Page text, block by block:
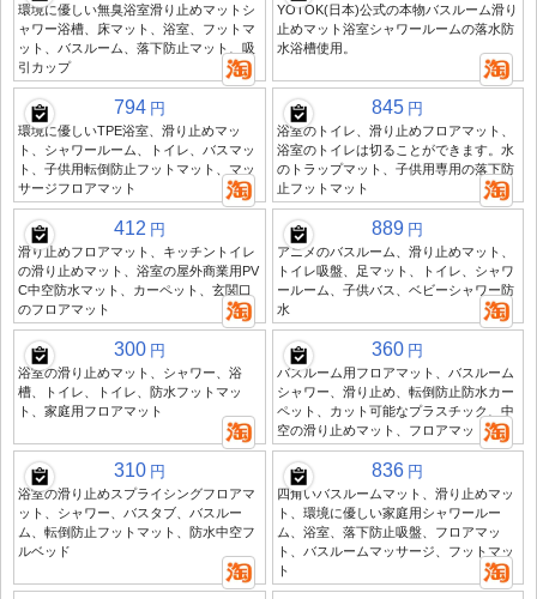
環境に優しい無臭浴室滑り止めマットシ
ャワー浴槽、床マット、浴室、フットマ
ット、バスルーム、落下防止マット、吸
引カップ
YOTOK(日本)公式の本物バスルーム滑り
止めマット浴室シャワールームの落水防
水浴槽使用。
794 円
環境に優しいTPE浴室、滑り止めマッ
ト、シャワールーム、トイレ、バスマッ
ト、子供用転倒防止フットマット、マッ
サージフロアマット
845 円
浴室のトイレ、滑り止めフロアマット、
浴室のトイレは切ることができます。水
のトラップマット、子供用専用の落下防
止フットマット
412 円
滑り止めフロアマット、キッチントイレ
の滑り止めマット、浴室の屋外商業用PV
C中空防水マット、カーペット、玄関口
のフロアマット
889 円
アニメのバスルーム、滑り止めマット、
トイレ吸盤、足マット、トイレ、シャワ
ールーム、子供バス、ベビーシャワー防
水
300 円
浴室の滑り止めマット、シャワー、浴
槽、トイレ、トイレ、防水フットマッ
ト、家庭用フロアマット
360 円
バスルーム用フロアマット、バスルーム
シャワー、滑り止め、転倒防止防水カー
ペット、カット可能なプラスチック、中
空の滑り止めマット、フロアマット
310 円
浴室の滑り止めスプライシングフロアマ
ット、シャワー、バスタブ、バスルー
ム、転倒防止フットマット、防水中空フ
ルベッド
836 円
四角いバスルームマット、滑り止めマッ
ト、環境に優しい家庭用シャワールー
ム、浴室、落下防止吸盤、フロアマッ
ト、バスルームマッサージ、フットマッ
ト